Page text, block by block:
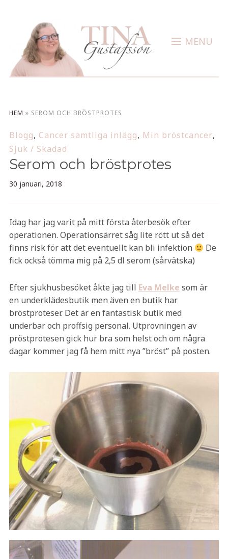
MENU
HEM » SEROM OCH BRÖSTPROTES
Blogg, Cancer samtliga inlägg, Min bröstcancer,
Sjuk / Skadad
Serom och bröstprotes
30 januari, 2018
Idag har jag varit på mitt första återbesök efter
operationen. Operationsärret såg lite rött ut så det
finns risk för att det eventuellt kan bli infektion
De
fick också tömma mig på 2,5 dl serom (sårvätska)
Efter sjukhusbesöket åkte jag till Eva Melke som är
en underklädesbutik men även en butik har
bröstproteser. Det är en fantastisk butik med
underbar och proffsig personal. Utprovningen av
pröstprotesen gick hur bra som helst och om några
dagar kommer jag få hem mitt nya ”bröst” på posten.